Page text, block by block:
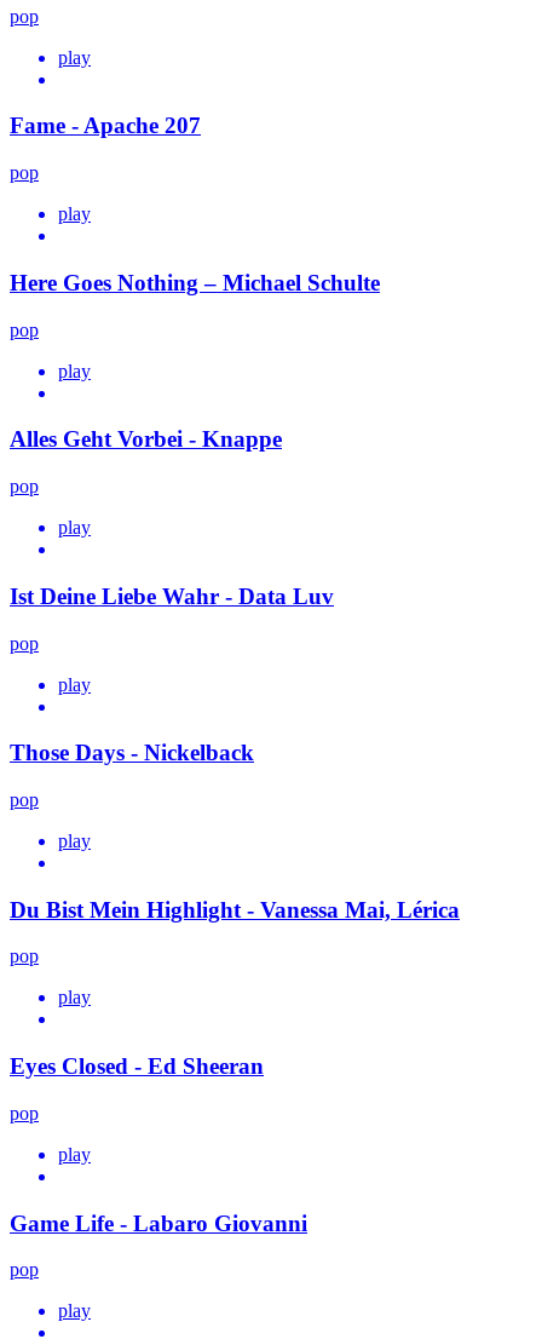
pop
play
Fame - Apache 207
pop
play
Here Goes Nothing – Michael Schulte
pop
play
Alles Geht Vorbei - Knappe
pop
play
Ist Deine Liebe Wahr - Data Luv
pop
play
Those Days - Nickelback
pop
play
Du Bist Mein Highlight - Vanessa Mai, Lérica
pop
play
Eyes Closed - Ed Sheeran
pop
play
Game Life - Labaro Giovanni
pop
play